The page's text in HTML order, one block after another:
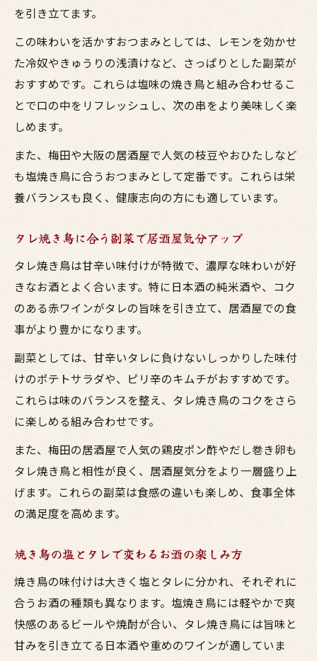
を引き立てます。
この味わいを活かすおつまみとしては、レモンを効かせ
た冷奴やきゅうりの浅漬けなど、さっぱりとした副菜が
おすすめです。これらは塩味の焼き鳥と組み合わせるこ
とで口の中をリフレッシュし、次の串をより美味しく楽
しめます。
また、梅田や大阪の居酒屋で人気の枝豆やおひたしなど
も塩焼き鳥に合うおつまみとして定番です。これらは栄
養バランスも良く、健康志向の方にも適しています。
タレ焼き鳥に合う副菜で居酒屋気分アップ
タレ焼き鳥は甘辛い味付けが特徴で、濃厚な味わいが好
きなお酒とよく合います。特に日本酒の純米酒や、コク
のある赤ワインがタレの旨味を引き立て、居酒屋での食
事がより豊かになります。
副菜としては、甘辛いタレに負けないしっかりした味付
けのポテトサラダや、ピリ辛のキムチがおすすめです。
これらは味のバランスを整え、タレ焼き鳥のコクをさら
に楽しめる組み合わせです。
また、梅田の居酒屋で人気の鶏皮ポン酢やだし巻き卵も
タレ焼き鳥と相性が良く、居酒屋気分をより一層盛り上
げます。これらの副菜は食感の違いも楽しめ、食事全体
の満足度を高めます。
焼き鳥の塩とタレで変わるお酒の楽しみ方
焼き鳥の味付けは大きく塩とタレに分かれ、それぞれに
合うお酒の種類も異なります。塩焼き鳥には軽やかで爽
快感のあるビールや焼酎が合い、タレ焼き鳥には旨味と
甘みを引き立てる日本酒や重めのワインが適していま